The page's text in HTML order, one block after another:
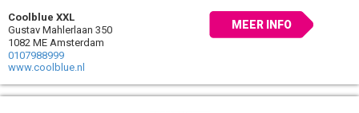
Coolblue XXL
Gustav Mahlerlaan 350
1082 ME Amsterdam
0107988999
www.coolblue.nl
MEER INFO